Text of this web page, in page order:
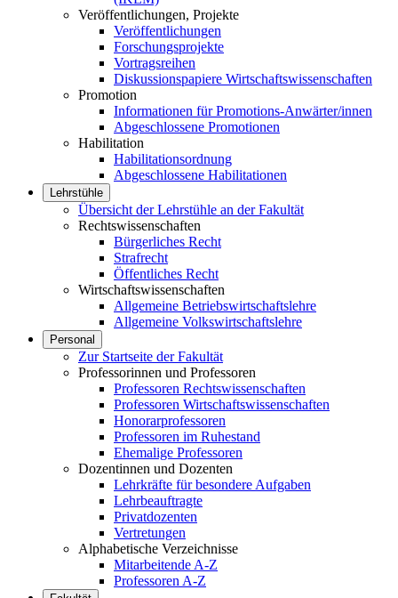
Veröffentlichungen, Projekte
Veröffentlichungen
Forschungsprojekte
Vortragsreihen
Diskussionspapiere Wirtschaftswissenschaften
Promotion
Informationen für Promotions-Anwärter/innen
Abgeschlossene Promotionen
Habilitation
Habilitationsordnung
Abgeschlossene Habilitationen
Lehrstühle
Übersicht der Lehrstühle an der Fakultät
Rechtswissenschaften
Bürgerliches Recht
Strafrecht
Öffentliches Recht
Wirtschaftswissenschaften
Allgemeine Betriebswirtschaftslehre
Allgemeine Volkswirtschaftslehre
Personal
Zur Startseite der Fakultät
Professorinnen und Professoren
Professoren Rechtswissenschaften
Professoren Wirtschaftswissenschaften
Honorarprofessoren
Professoren im Ruhestand
Ehemalige Professoren
Dozentinnen und Dozenten
Lehrkräfte für besondere Aufgaben
Lehrbeauftragte
Privatdozenten
Vertretungen
Alphabetische Verzeichnisse
Mitarbeitende A-Z
Professoren A-Z